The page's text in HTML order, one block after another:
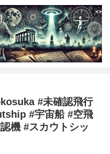
#未確認飛行
#宇宙船 #空飛
機 #スカウトシッ